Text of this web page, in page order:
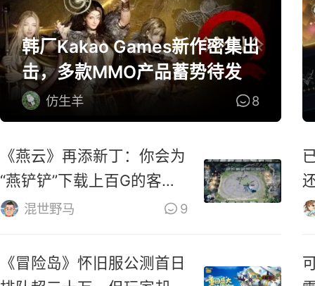
韩厂Kakao Games新作密集出
击，多款MMO产品蓄势待发
仿生羊 8
《燕云》再添新丁：你会为
“燕铲铲”下载上百G的客户
端么？混世野马 9
《冒险岛》怀旧服公测首日